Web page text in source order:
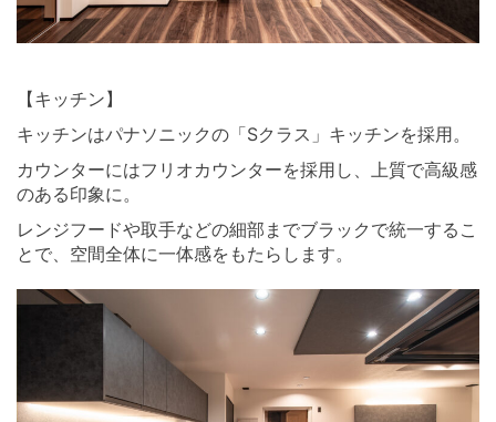
【キッチン】
キッチンはパナソニックの「Sクラス」キッチンを採用。
カウンターにはフリオカウンターを採用し、上質で高級感
のある印象に。
レンジフードや取手などの細部までブラックで統一するこ
とで、空間全体に一体感をもたらします。